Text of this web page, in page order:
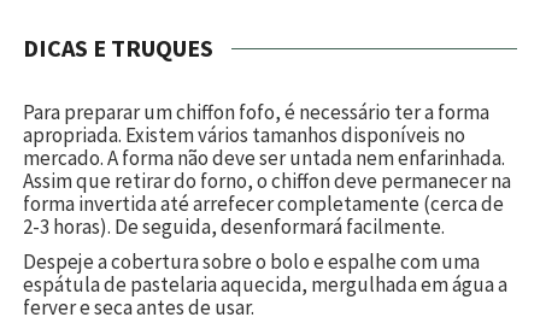
DICAS E TRUQUES
Para preparar um chiffon fofo, é necessário ter a forma
apropriada. Existem vários tamanhos disponíveis no
mercado. A forma não deve ser untada nem enfarinhada.
Assim que retirar do forno, o chiffon deve permanecer na
forma invertida até arrefecer completamente (cerca de
2-3 horas). De seguida, desenformará facilmente.
Despeje a cobertura sobre o bolo e espalhe com uma
espátula de pastelaria aquecida, mergulhada em água a
ferver e seca antes de usar.